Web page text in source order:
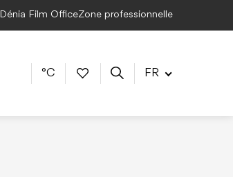
Dénia Film OfficeZone professionnelle
°C FR